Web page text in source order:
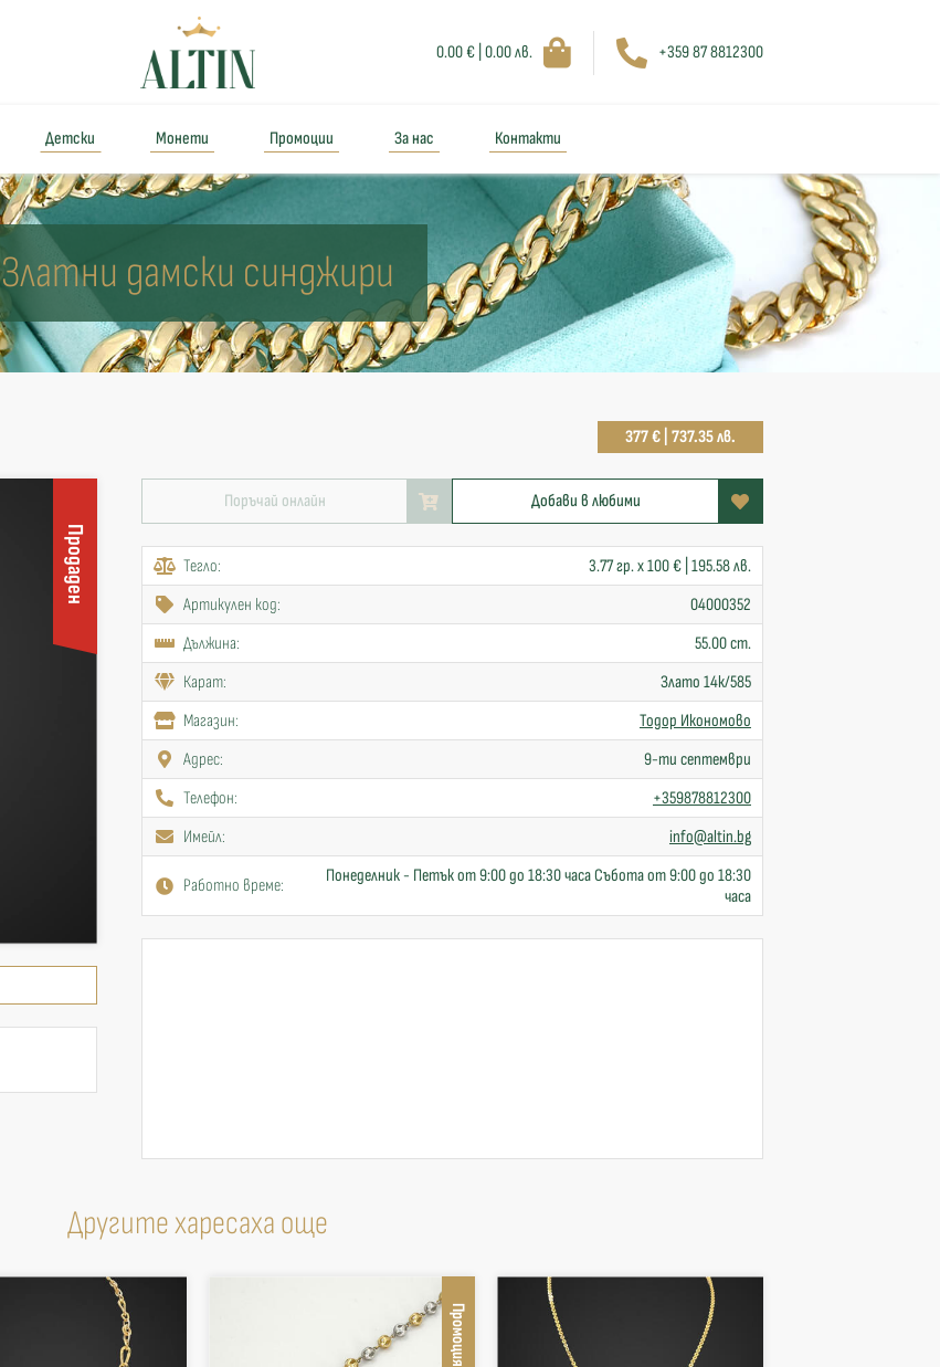
0.00 € | 0.00 лв. +359 87 8812300
Детски Монети Промоции За нас Контакти
Златни дамски синджири
377 € | 737.35 лв.
Продаден
Поръчай онлайн Добави в любими
Тегло:
3.77 гр. x 100 € | 195.58 лв.
Артикулен код:
04000352
Дължина:
55.00 cm.
Карат:
Злато 14к/585
Mагазин:
Тодор Икономово
Адрес:
9-ти септември
Телефон:
+359878812300
Имейл:
info@altin.bg
Работно време:
Понеделник - Петък от 9:00 до 18:30 часа Събота от 9:00 до 18:30
часа
Другите харесаха още
Промоция